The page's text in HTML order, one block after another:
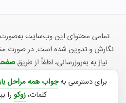
تمامی محتوای این وب‌سایت
نگارش و تدوین شده است. در صورت
نیاز به به‌روزرسانی، لطفاً از طریق
برای دسترسی به جواب همه مراحل
کلمات،زوکورا